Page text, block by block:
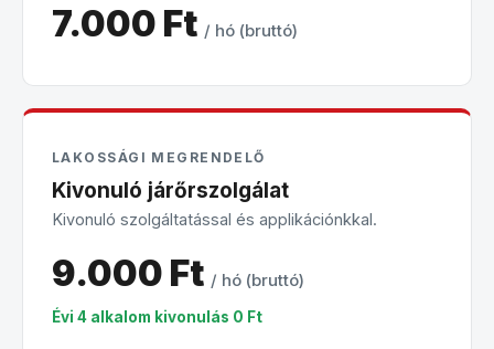
7.000 Ft / hó (bruttó)
LAKOSSÁGI MEGRENDELŐ
Kivonuló járőrszolgálat
Kivonuló szolgáltatással és applikációnkkal.
9.000 Ft / hó (bruttó)
Évi 4 alkalom kivonulás 0 Ft